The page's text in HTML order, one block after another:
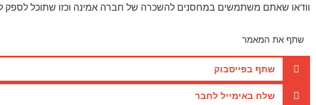
וודאו שאתם משתמשים במחסנים להשכרה של חברה אמינה וכזו שתוכל לספק
שתף את המאמר
שתף בפייסבוק
שלח באימייל לחבר